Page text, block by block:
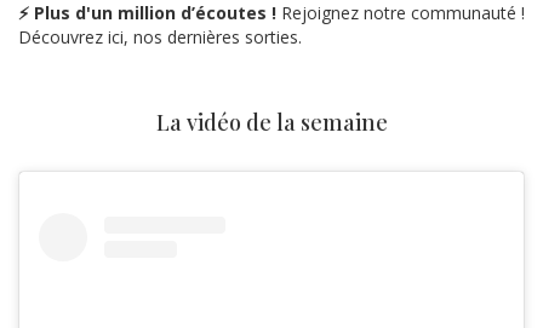
⚡ Plus d'un million d’écoutes ! Rejoignez notre communauté !
Découvrez ici, nos dernières sorties.
La vidéo de la semaine